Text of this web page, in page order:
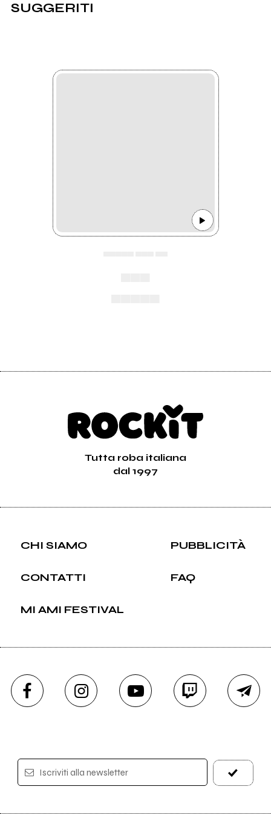
SUGGERITI
Tutta roba italiana
dal 1997
CHI SIAMO PUBBLICITÀ
CONTATTI FAQ
MI AMI FESTIVAL
Iscriviti alla newsletter